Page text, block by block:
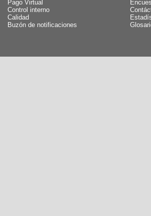
Pago Virtual
Control interno
Calidad
Buzón de notificaciones